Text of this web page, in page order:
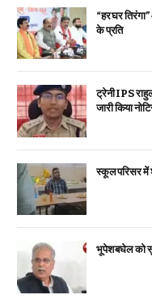
“हर घर
के प्रति
ट्रेनी IPS
जारी किया
स्कूल परिसर में
भूपेश बघेल को